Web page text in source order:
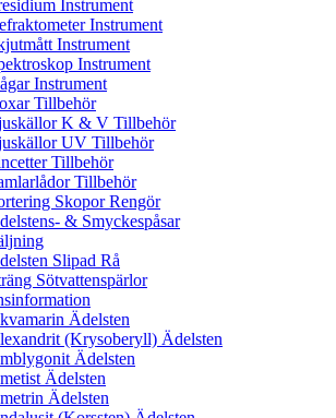
Instrument
Instrument
Instrument
Instrument
Instrument
Tillbehör
K & V Tillbehör
UV Tillbehör
Tillbehör
Tillbehör
Skopor Rengör
& Smyckespåsar
Slipad Rå
Sötvattenspärlor
Ädelsten
(Krysoberyll) Ädelsten
Ädelsten
Ädelsten
Ädelsten